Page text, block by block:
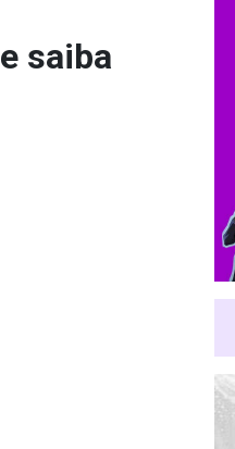
e saiba